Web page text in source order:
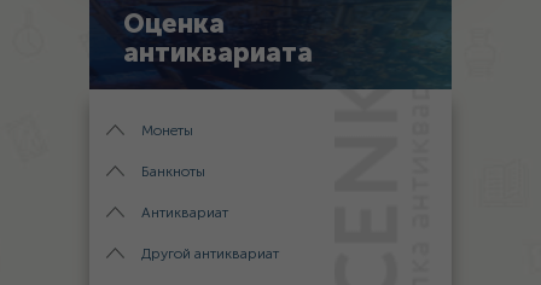
Оценка
антиквариата
Монеты
Банкноты
Антиквариат
Другой антиквариат